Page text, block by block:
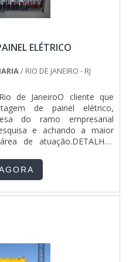
é referência quando
elétrica industrial:
onde são realizadas as
DE QUALIDADE NO
o assunto for serviços de
É possível encontrar uma
como pórticos rolantes e
industriais.Isso se deve ao
os serviços e segura,
com escritório de alta
atividades e tecnologia de
a um time com
profissionais com vasta
entrega de excelência de
ELÉTRICO
/ RIO DE JANEIRO - RJ
de JaneiroO cliente que
de painel elétrico,
do ramo empresarial
e achando a maior
de atuação.DETALHES
elétrico em uma empresa
Solutions Engenharia.
foca em tecnologia e
proteção, características
o comprometimento da